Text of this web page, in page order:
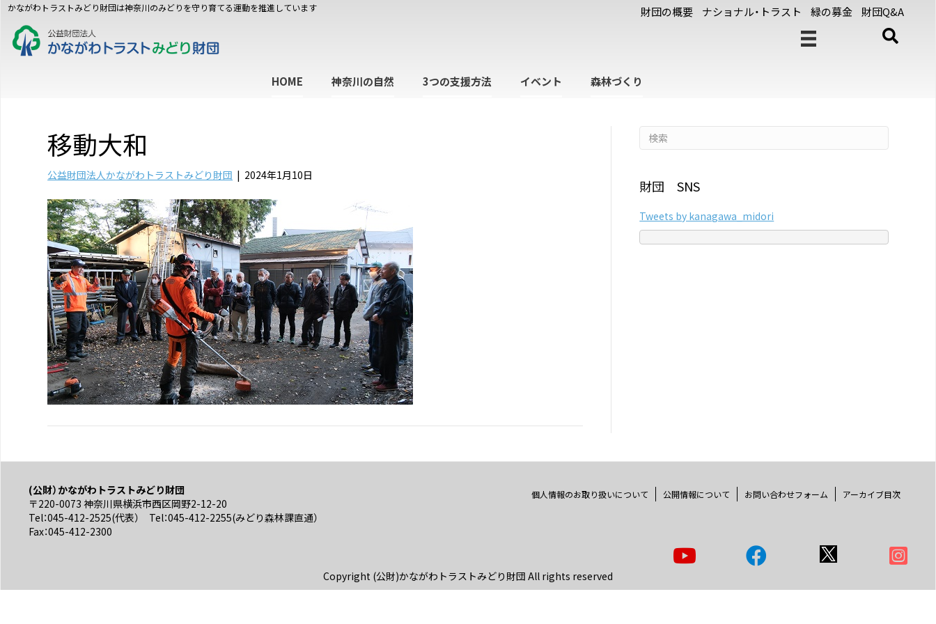
かながわトラストみどり財団は神奈川のみどりを守り育てる運動を推進しています 財団の概要 ナショナル・トラスト 緑の募金 財団Q&A
HOME 神奈川の自然 3つの支援方法 イベント 森林づくり
移動大和
公益財団法人かながわトラストみどり財団 | 2024年1月10日
財団 SNS
Tweets by kanagawa_midori
(公財）かながわトラストみどり財団
〒220-0073 神奈川県横浜市西区岡野2-12-20
Tel：045-412-2525(代表） Tel：045-412-2255(みどり森林課直通）
Fax：045-412-2300
個人情報のお取り扱いについて 公開情報について お問い合わせフォーム アーカイブ目次
Copyright (公財)かながわトラストみどり財団 All rights reserved